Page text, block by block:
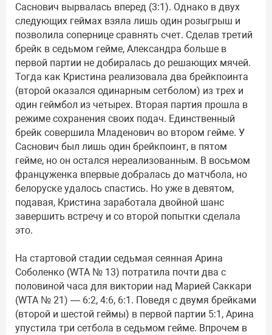
Саснович вырвалась вперед (3:1). Однако в двух
следующих геймах взяла лишь один розыгрыш и
позволила сопернице сравнять счет. Сделав третий
брейк в седьмом гейме, Александра больше в
первой партии не добиралась до решающих мячей.
Тогда как Кристина реализовала два брейкпоинта
(второй оказался одинарным сетболом) из трех и
один геймбол из четырех. Вторая партия прошла в
режиме сохранения своих подач. Единственный
брейк совершила Младенович во втором гейме. У
Саснович был лишь один брейкпоинт, в пятом
гейме, но он остался нереализованным. В восьмом
француженка впервые добралась до матчбола, но
белоруске удалось спастись. Но уже в девятом,
подавая, Кристина заработала двойной шанс
завершить встречу и со второй попытки сделала
это.
На стартовой стадии седьмая сеянная Арина
Соболенко (WTA № 13) потратила почти два с
половиной часа для виктории над Марией Саккари
(WTA № 21) — 6:2, 4:6, 6:1. Поведя с двумя брейками
(второй и шестой геймы) в первой партии 5:1, Арина
упустила три сетбола в седьмом гейме. Впрочем в